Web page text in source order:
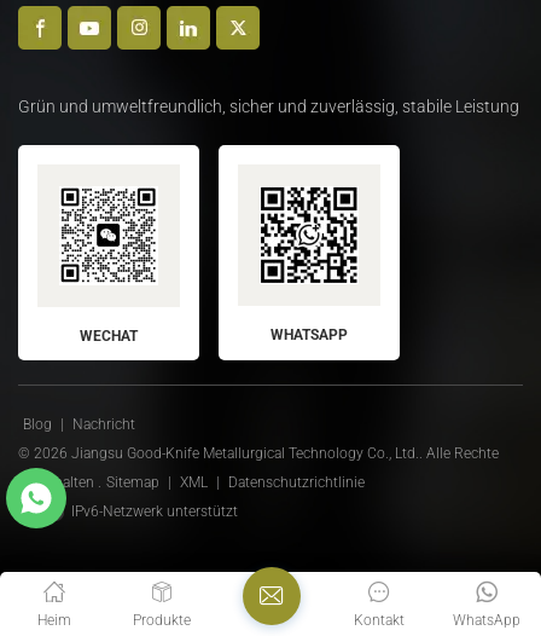
Grün und umweltfreundlich, sicher und zuverlässig, stabile Leistung
WECHAT WHATSAPP
Blog
Nachricht
© 2026 Jiangsu Good-Knife Metallurgical Technology Co., Ltd.. Alle Rechte
vorbehalten . Sitemap XML
Datenschutzrichtlinie
IPv6-Netzwerk unterstützt
Heim Produkte WhatsApp
Kontakt